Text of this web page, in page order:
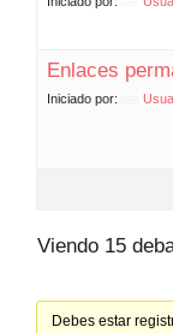
Enlaces
Iniciado por:
Viendo 15
Debes estar